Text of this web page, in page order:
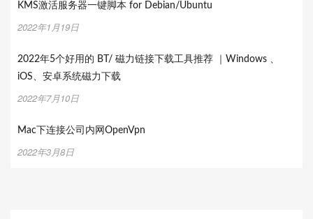
KMS激活服务器一键脚本 for Debian/Ubuntu
2022年1月19日
2022年5个好用的 BT/ 磁力链接下载工具推荐 ｜Windows 、
iOS、安卓系统磁力下载
2022年7月10日
Mac下连接公司内网OpenVpn
2022年3月8日